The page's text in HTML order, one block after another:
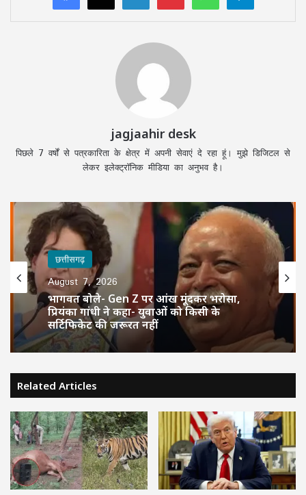
jagjaahir desk
पिछले 7 वर्षों से पत्रकारिता के क्षेत्र में अपनी सेवाएं दे रहा हूं। मुझे डिजिटल से
लेकर इलेक्ट्रॉनिक मीडिया का अनुभव है।
छत्तीसगढ़
August 7, 2026
भागवत बोले- Gen Z पर आंख मूंदकर भरोसा,
प्रियंका गांधी ने कहा- युवाओं को किसी के
सर्टिफिकेट की जरूरत नहीं
Related Articles